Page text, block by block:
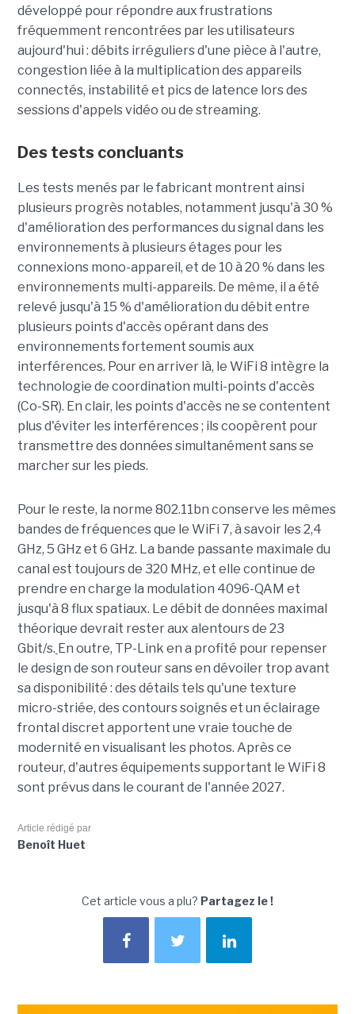
développé pour répondre aux frustrations
fréquemment rencontrées par les utilisateurs
aujourd'hui : débits irréguliers d'une pièce à l'autre,
congestion liée à la multiplication des appareils
connectés, instabilité et pics de latence lors des
sessions d'appels vidéo ou de streaming.
Des tests concluants
Les tests menés par le fabricant montrent ainsi
plusieurs progrès notables, notamment jusqu'à 30 %
d'amélioration des performances du signal dans les
environnements à plusieurs étages pour les
connexions mono-appareil, et de 10 à 20 % dans les
environnements multi-appareils. De même, il a été
relevé jusqu'à 15 % d'amélioration du débit entre
plusieurs points d'accès opérant dans des
environnements fortement soumis aux
interférences. Pour en arriver là, le WiFi 8 intègre la
technologie de coordination multi-points d'accès
(Co-SR). En clair, les points d'accès ne se contentent
plus d'éviter les interférences ; ils coopèrent pour
transmettre des données simultanément sans se
marcher sur les pieds.
Pour le reste, la norme 802.11bn conserve les mêmes
bandes de fréquences que le WiFi 7, à savoir les 2,4
GHz, 5 GHz et 6 GHz. La bande passante maximale du
canal est toujours de 320 MHz, et elle continue de
prendre en charge la modulation 4096-QAM et
jusqu'à 8 flux spatiaux. Le débit de données maximal
théorique devrait rester aux alentours de 23
Gbit/s. En outre, TP-Link en a profité pour repenser
le design de son routeur sans en dévoiler trop avant
sa disponibilité : des détails tels qu'une texture
micro-striée, des contours soignés et un éclairage
frontal discret apportent une vraie touche de
modernité en visualisant les photos. Après ce
routeur, d'autres équipements supportant le WiFi 8
sont prévus dans le courant de l'année 2027.
Article rédigé par
Benoît Huet
Cet article vous a plu? Partagez le !